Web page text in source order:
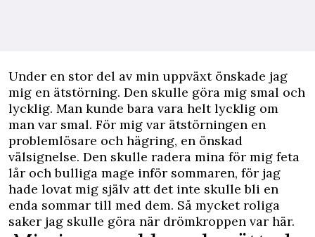
Under en stor del av min uppväxt önskade jag
mig en ätstörning. Den skulle göra mig smal och
lycklig. Man kunde bara vara helt lycklig om
man var smal. För mig var ätstörningen en
problemlösare och hägring, en önskad
välsignelse. Den skulle radera mina för mig feta
lår och bulliga mage inför sommaren, för jag
hade lovat mig själv att det inte skulle bli en
enda sommar till med dem. Så mycket roliga
saker jag skulle göra när drömkroppen var här.